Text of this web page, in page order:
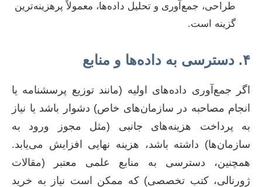
طراحی، جمع‌آوری و تحلیل داده‌ها، معمولاً پرهزینه‌ترین
گزینه است.
۴. دسترسی به داده‌ها و منابع
اگر جمع‌آوری داده‌های اولیه (مانند توزیع پرسشنامه یا
انجام مصاحبه در سازمان‌های خاص) دشوار باشد یا نیاز
به پرداخت هزینه‌های جانبی (مثل مجوز ورود به
سازمان‌ها) داشته باشد، هزینه نهایی افزایش می‌یابد.
همچنین، دسترسی به منابع علمی معتبر (مقالات
ژورنالی، کتب تخصصی) که ممکن است نیاز به خرید